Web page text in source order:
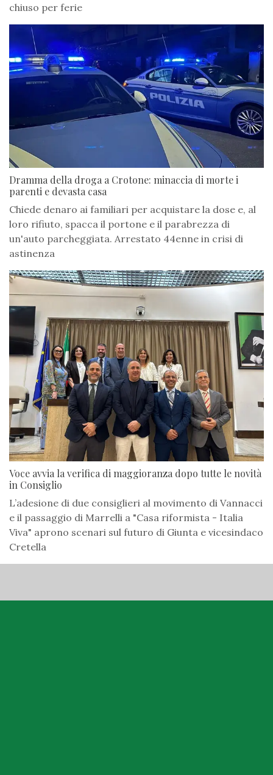
chiuso per ferie
Dramma della droga a Crotone: minaccia di morte i
parenti e devasta casa
Chiede denaro ai familiari per acquistare la dose e, al
loro rifiuto, spacca il portone e il parabrezza di
un'auto parcheggiata. Arrestato 44enne in crisi di
astinenza
Voce avvia la verifica di maggioranza dopo tutte le novità
in Consiglio
L’adesione di due consiglieri al movimento di Vannacci
e il passaggio di Marrelli a "Casa riformista - Italia
Viva" aprono scenari sul futuro di Giunta e vicesindaco
Cretella